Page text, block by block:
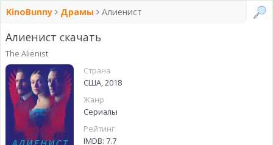
KinoBunny Драмы Алиенист
Алиенист скачать
The Alienist
Страна
США, 2018
Жанр
Сериалы
Рейтинг
IMDB: 7.7